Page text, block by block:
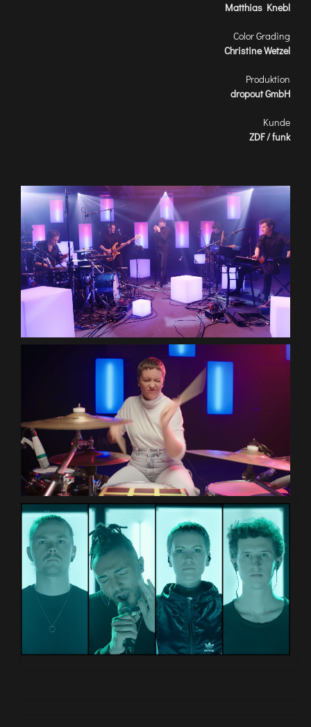
Matthias Knebl
Color Grading
Christine Wetzel
Produktion
dropout GmbH
Kunde
ZDF / funk